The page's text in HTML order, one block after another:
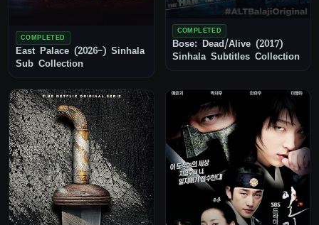
COMPLETED
East Palace (2026–) Sinhala
Sub Collection
COMPLETED
Bose: Dead/Alive (2017)
Sinhala Subtitles Collection